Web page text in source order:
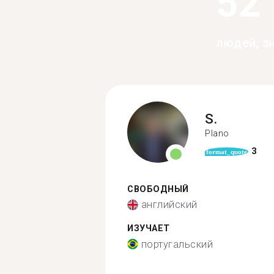
S.
Plano
format_quote 3
СВОБОДНЫЙ
английский
ИЗУЧАЕТ
португальский